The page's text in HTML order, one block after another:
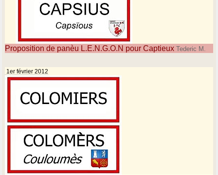
Proposition de panèu L.E.N.G.O.N pour Captieux Tederic M.
1er février 2012